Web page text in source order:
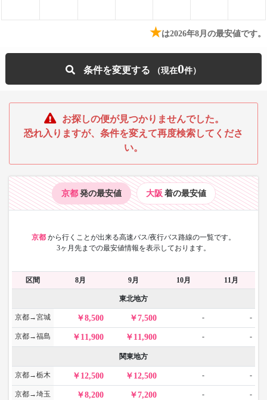
★は2026年8月の最安値です。
条件を変更する 0
お探しの便が見つかりませんでした。
恐れ入りますが、条件を変えて再度検索してくださ
い。
京都 発の最安値 大阪 着の最安値
京都 から行くことが出来る高速バス/夜行バス路線の一覧です。
3ヶ月先までの最安値情報を表示しております。
区間 8月 9月 10月 11月
東北地方
京都→宮城 8,500 7,500 - -
京都→福島 11,900 11,900 - -
関東地方
京都→栃木 12,500 12,500 - -
京都→埼玉 8,200 7,200 - -